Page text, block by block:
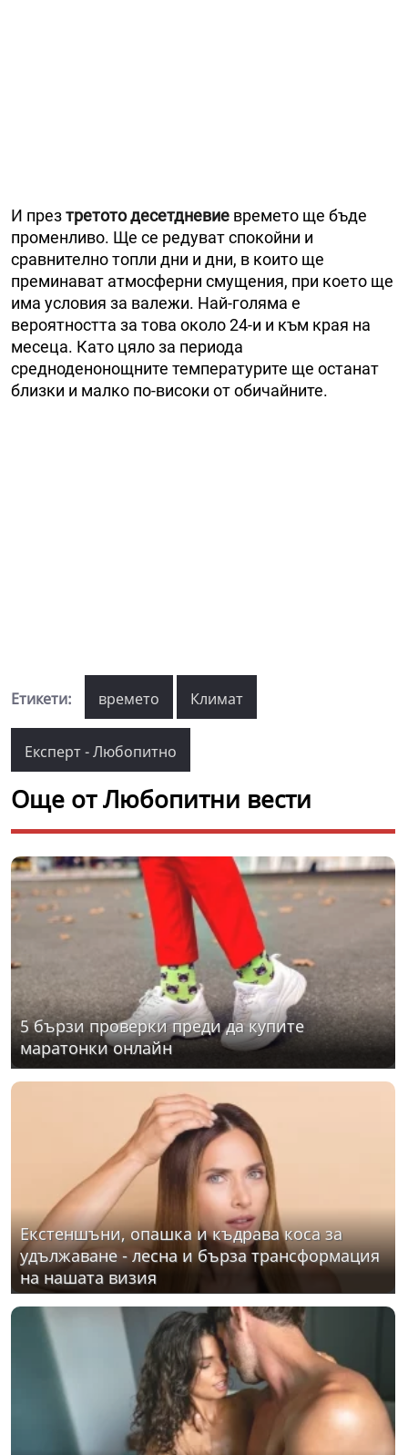
И презтретото десетдневие времето ще бъде
променливо. Ще се редуват спокойни и
сравнително топли дни и дни, в които ще
преминават атмосферни смущения, при което ще
има условия за валежи. Най-голяма е
вероятността за това около 24-и и към края на
месеца. Като цяло за периода
средноденонощните температурите ще останат
близки и малко по-високи от обичайните.
Етикети: времето Климат
Експерт - Любопитно
Още от Любопитни вести
5 бързи проверки преди да купите
маратонки онлайн
Екстеншъни, опашка и къдрава коса за
удължаване - лесна и бърза трансформация
на нашата визия